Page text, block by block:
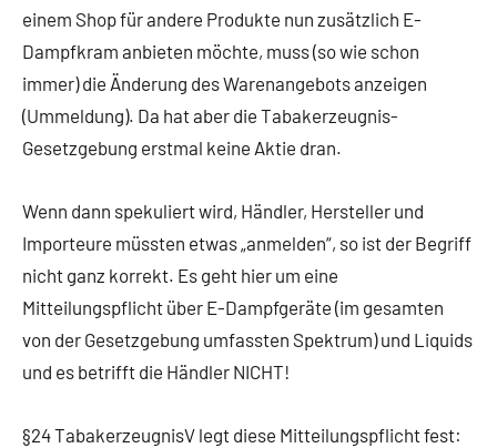
einem Shop für andere Produkte nun zusätzlich E-
Dampfkram anbieten möchte, muss (so wie schon
immer) die Änderung des Warenangebots anzeigen
(Ummeldung). Da hat aber die Tabakerzeugnis-
Gesetzgebung erstmal keine Aktie dran.
Wenn dann spekuliert wird, Händler, Hersteller und
Importeure müssten etwas „anmelden“, so ist der Begriff
nicht ganz korrekt. Es geht hier um eine
Mitteilungspflicht über E-Dampfgeräte (im gesamten
von der Gesetzgebung umfassten Spektrum) und Liquids
und es betrifft die Händler NICHT!
§24 TabakerzeugnisV legt diese Mitteilungspflicht fest: